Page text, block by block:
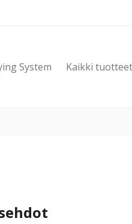
System Kaikki tuotteet